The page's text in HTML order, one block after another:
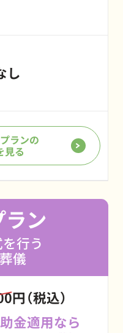
し
ランの
見る
ン
行う
儀
円（税込）
金適用なら